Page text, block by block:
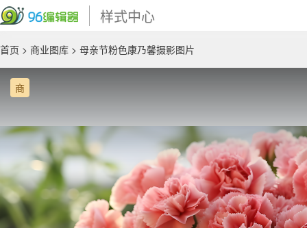
样式中心
首页 > 商业图库 > 母亲节粉色康乃馨摄影图片
商